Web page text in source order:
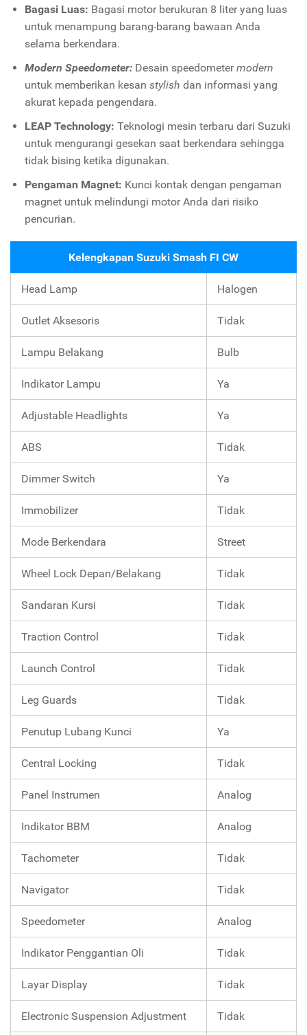
Bagasi Luas: Bagasi motor berukuran 8 liter yang luas
untuk menampung barang-barang bawaan Anda
selama berkendara.
Modern Speedometer: Desain speedometermodern
untuk memberikan kesan stylish dan informasi yang
akurat kepada pengendara.
LEAP Technology: Teknologi mesin terbaru dari Suzuki
untuk mengurangi gesekan saat berkendara sehingga
tidak bising ketika digunakan.
Pengaman Magnet: Kunci kontak dengan pengaman
magnet untuk melindungi motor Anda dari risiko
pencurian.
Kelengkapan Suzuki Smash FI CW
Head Lamp Halogen
Outlet Aksesoris Tidak
Lampu Belakang Bulb
Indikator Lampu Ya
Adjustable Headlights Ya
ABS Tidak
Dimmer Switch Ya
Immobilizer Tidak
Mode Berkendara Street
Wheel Lock Depan/Belakang Tidak
Sandaran Kursi Tidak
Traction Control Tidak
Launch Control Tidak
Leg Guards Tidak
Penutup Lubang Kunci Ya
Central Locking Tidak
Panel Instrumen Analog
Indikator BBM Analog
Tachometer Tidak
Navigator Tidak
Speedometer Analog
Indikator Penggantian Oli Tidak
Layar Display Tidak
Electronic Suspension Adjustment Tidak